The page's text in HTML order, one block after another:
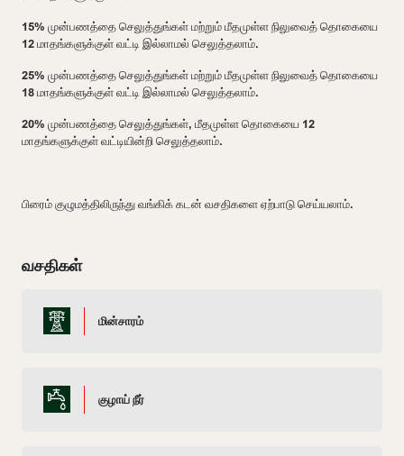
15% முன்பணத்தை செலுத்துங்கள் மற்றும் மீதமுள்ள நிலுவைத் தொகையை
12 மாதங்களுக்குள் வட்டி இல்லாமல் செலுத்தலாம்.
25% முன்பணத்தை செலுத்துங்கள் மற்றும் மீதமுள்ள நிலுவைத் தொகையை
18 மாதங்களுக்குள் வட்டி இல்லாமல் செலுத்தலாம்.
20% முன்பணத்தை செலுத்துங்கள், மீதமுள்ள தொகையை 12
மாதங்களுக்குள் வட்டியின்றி செலுத்தலாம்.
பிரைம் குழுமத்திலிருந்து வங்கிக் கடன் வசதிகளை ஏற்பாடு செய்யலாம்.
வசதிகள்
மின்சாரம்
குழாய் நீர்